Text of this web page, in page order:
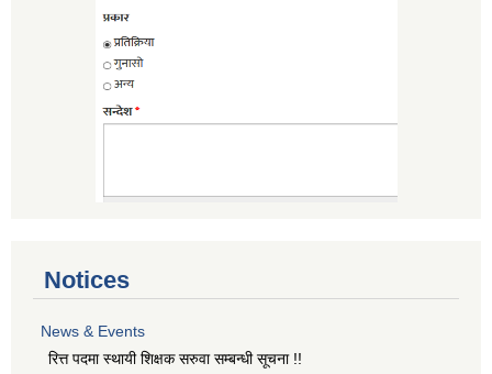
Notices
News & Events
रित्त पदमा स्थायी शिक्षक सरुवा सम्बन्धी सूचना !!